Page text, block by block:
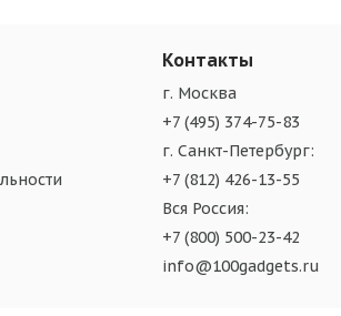
Контакты
г. Москва
+7 (495) 374-75-83
г. Санкт-Петербург:
+7 (812) 426-13-55
Вся Россия:
+7 (800) 500-23-42
info@100gadgets.ru